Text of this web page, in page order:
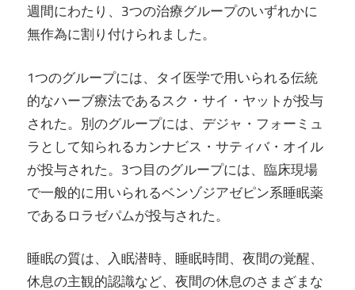
週間にわたり、3つの治療グループのいずれかに
無作為に割り付けられました。
1つのグループには、タイ医学で用いられる伝統
的なハーブ療法であるスク・サイ・ヤットが投与
された。別のグループには、デジャ・フォーミュ
ラとして知られるカンナビス・サティバ・オイル
が投与された。3つ目のグループには、臨床現場
で一般的に用いられるベンゾジアゼピン系睡眠薬
であるロラゼパムが投与された。
睡眠の質は、入眠潜時、睡眠時間、夜間の覚醒、
休息の主観的認識など、夜間の休息のさまざまな